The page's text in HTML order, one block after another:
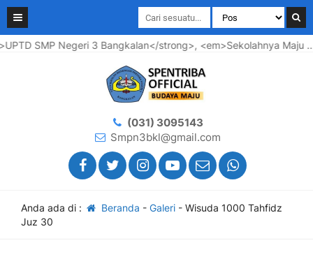
SMP Negeri 3 Bangkalan</strong>, <em>Sekolahnya Maju ....
(031) 3095143
Smpn3bkl@gmail.com
Anda ada di : Beranda - Galeri- Wisuda 1000 Tahfidz
Juz 30